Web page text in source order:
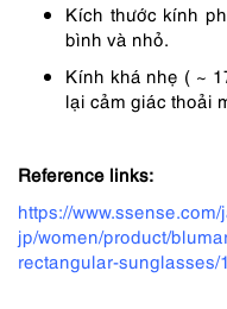
Kích thước kính
bình và nhỏ.
Kính khá nhẹ ( ~
lại cảm giác thoải
Reference links:
https://www.ssense.com/
jp/women/product/
rectangular-sunglasses/